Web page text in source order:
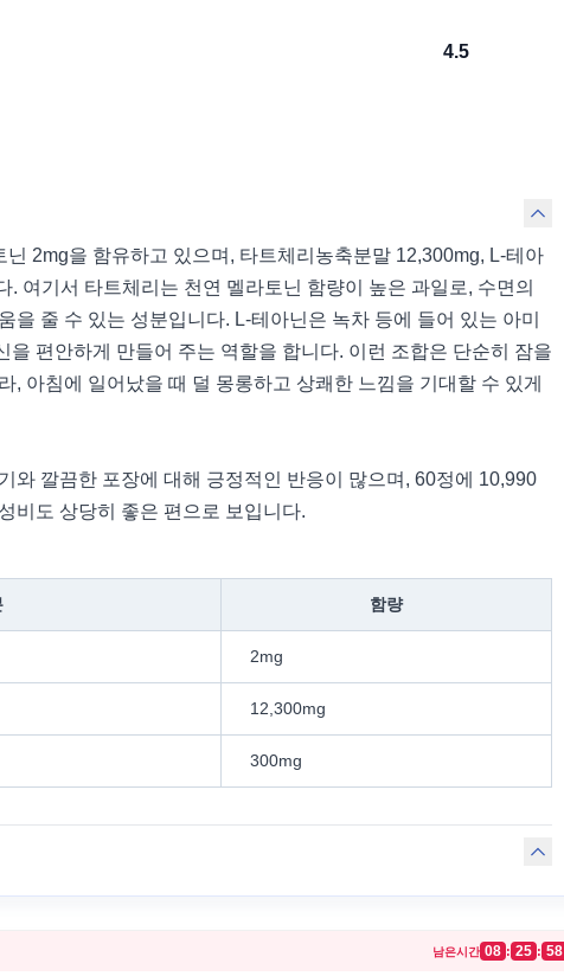
4.5
2mg을 함유하고 있으며, 타트체리농축분말 12,300mg, L-테아
. 여기서 타트체리는 천연 멜라토닌 함량이 높은 과일로, 수면의
을 줄 수 있는 성분입니다. L-테아닌은 녹차 등에 들어 있는 아미
을 편안하게 만들어 주는 역할을 합니다. 이런 조합은 단순히 잠을
, 아침에 일어났을 때 덜 몽롱하고 상쾌한 느낌을 기대할 수 있게
와 깔끔한 포장에 대해 긍정적인 반응이 많으며, 60정에 10,990
비도 상당히 좋은 편으로 보입니다.
함량
2mg
12,300mg
300mg
남은시간 08 : 25 : 58